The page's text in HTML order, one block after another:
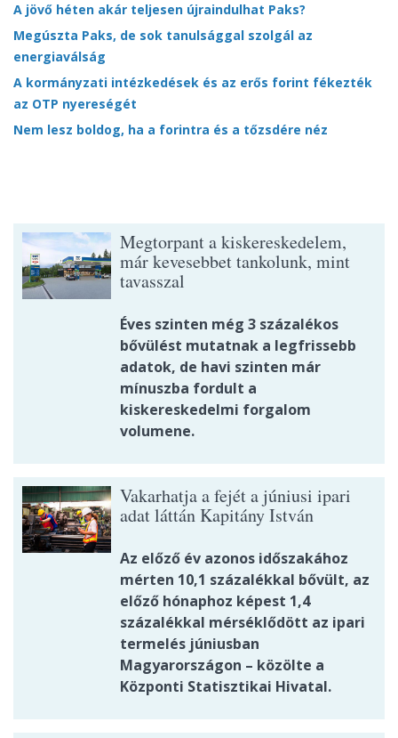
A jövő héten akár teljesen újraindulhat Paks?
Megúszta Paks, de sok tanulsággal szolgál az
energiaválság
A kormányzati intézkedések és az erős forint fékezték
az OTP nyereségét
Nem lesz boldog, ha a forintra és a tőzsdére néz
Megtorpant a kiskereskedelem,
már kevesebbet tankolunk, mint
tavasszal
Éves szinten még 3 százalékos
bővülést mutatnak a legfrissebb
adatok, de havi szinten már
mínuszba fordult a
kiskereskedelmi forgalom
volumene.
Vakarhatja a fejét a júniusi ipari
adat láttán Kapitány István
Az előző év azonos időszakához
mérten 10,1 százalékkal bővült, az
előző hónaphoz képest 1,4
százalékkal mérséklődött az ipari
termelés júniusban
Magyarországon – közölte a
Központi Statisztikai Hivatal.